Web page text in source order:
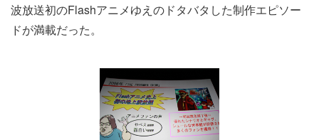
波放送初のFlashアニメゆえのドタバタした制作エピソー
ドが満載だった。